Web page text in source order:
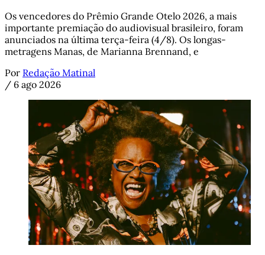
Os vencedores do Prêmio Grande Otelo 2026, a mais
importante premiação do audiovisual brasileiro, foram
anunciados na última terça-feira (4/8). Os longas-
metragens Manas, de Marianna Brennand, e
Por Redação Matinal
/ 6 ago 2026